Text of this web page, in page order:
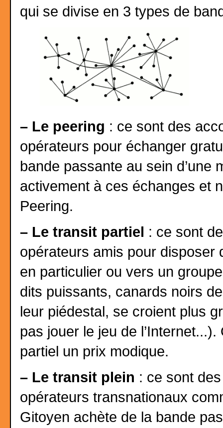
qui se divise en 3 types de
– Le peering : ce sont des
opérateurs pour échanger
bande passante au sein d’une
activement à ces échanges et
Peering.
– Le transit partiel : ce sont
opérateurs amis pour disposer
en particulier ou vers un
dits puissants, canards noirs
leur piédestal, se croient plus
pas jouer le jeu de
partiel un prix modique.
– Le transit plein : ce sont
opérateurs transnationaux
Gitoyen achète de la bande